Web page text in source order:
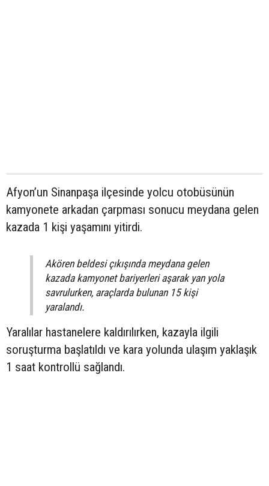
Afyon’un Sinanpaşa ilçesinde yolcu otobüsünün
kamyonete arkadan çarpması sonucu meydana gelen
kazada 1 kişi yaşamını yitirdi.
Akören beldesi çıkışında meydana gelen
kazada kamyonet bariyerleri aşarak yan yola
savrulurken, araçlarda bulunan 15 kişi
yaralandı.
Yaralılar hastanelere kaldırılırken, kazayla ilgili
soruşturma başlatıldı ve kara yolunda ulaşım yaklaşık
1 saat kontrollü sağlandı.